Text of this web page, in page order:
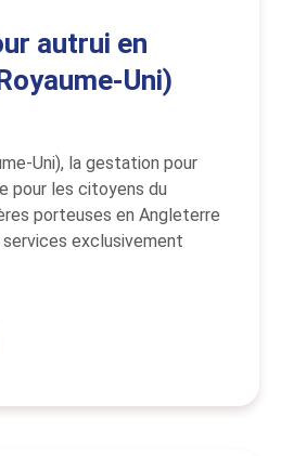
autrui en
Uni)
Uni), la gestation pour
pour les citoyens du
porteuses en Angleterre
exclusivement